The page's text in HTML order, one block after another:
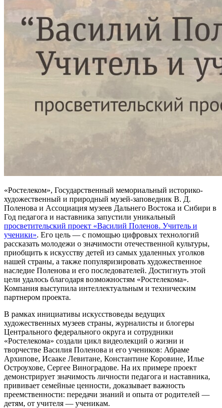
«Ростелеком», Государственный мемориальный историко-
художественный и природный музей-заповедник В. Д.
Поленова и Ассоциация музеев Дальнего Востока и Сибири в
Год педагога и наставника запустили уникальный
просветительский проект «Василий Поленов. Учитель и
ученики». Его цель — с помощью цифровых технологий
рассказать молодежи о значимости отечественной культуры,
приобщить к искусству детей из самых удаленных уголков
нашей страны, а также популяризировать художественное
наследие Поленова и его последователей. Достигнуть этой
цели удалось благодаря возможностям «Ростелекома».
Компания выступила интеллектуальным и техническим
партнером проекта.
В рамках инициативы искусствоведы ведущих
художественных музеев страны, журналисты и блогеры
Центрального федерального округа и сотрудники
«Ростелекома» создали цикл видеолекций о жизни и
творчестве Василия Поленова и его учеников: Абраме
Архипове, Исааке Левитане, Константине Коровине, Илье
Остроухове, Сергее Виноградове. На их примере проект
демонстрирует значимость личности педагога и наставника,
прививает семейные ценности, доказывает важность
преемственности: передачи знаний и опыта от родителей —
детям, от учителя — ученикам.